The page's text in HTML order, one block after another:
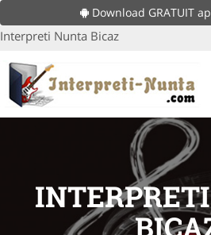
Download GRATUIT
Interpreti Nunta Bicaz